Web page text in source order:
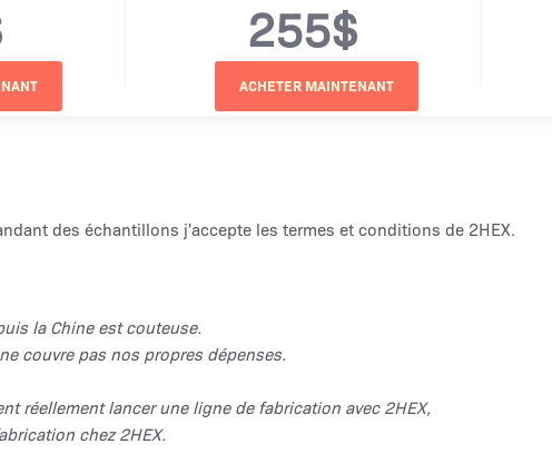
255$
des échantillons j'accepte les termes et conditions de 2HEX.
la Chine est couteuse.
couvre pas nos propres dépenses.
réellement lancer une ligne de fabrication avec 2HEX,
chez 2HEX.